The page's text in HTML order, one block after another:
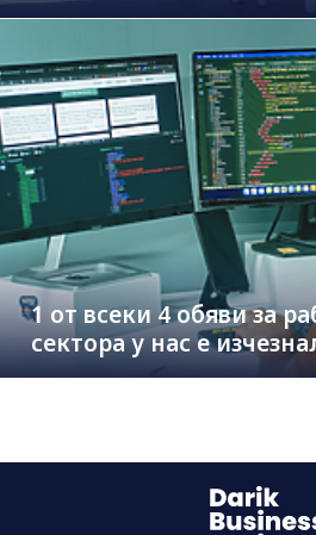
1 от всеки 4 обяви за
сектора у нас е